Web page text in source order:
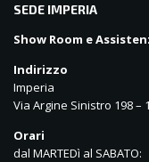
SEDE IMPERIA
Show Room e
Indirizzo
Imperia
Via Argine Sinistro 198 –
Orari
dal MARTEDì al SABATO: